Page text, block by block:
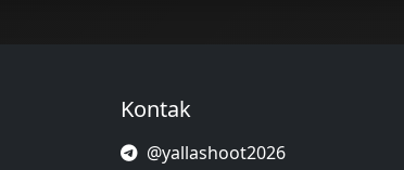
Kontak
@yallashoot2026